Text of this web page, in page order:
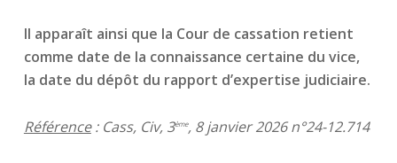
Il apparaît ainsi que la Cour de cassation retient
comme date de la connaissance certaine du vice,
la date du dépôt du rapport d’expertise judiciaire.
Référence: Cass, Civ, 3ème, 8 janvier 2026 n°24-12.714